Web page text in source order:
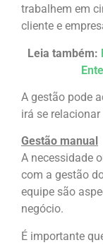
trabalhem em
cliente e
Leia também:
A gestão pode
irá se
Gestão manual
A necessidade
com a gestão
equipe são
negócio.
É importante